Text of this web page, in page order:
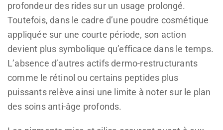
profondeur des rides sur un usage prolongé.
Toutefois, dans le cadre d’une poudre cosmétique
appliquée sur une courte période, son action
devient plus symbolique qu’efficace dans le temps.
L’absence d’autres actifs dermo-restructurants
comme le rétinol ou certains peptides plus
puissants relève ainsi une limite à noter sur le plan
des soins anti-âge profonds.